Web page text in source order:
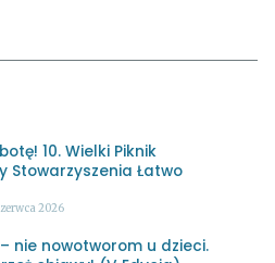
10. Wielki Piknik
Stowarzyszenia Łatwo
2026
nie nowotworom u dzieci.